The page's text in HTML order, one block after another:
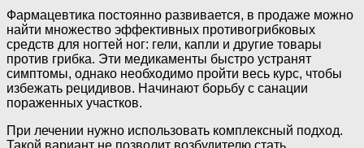
Фармацевтика постоянно развивается, в продаже можно
найти множество эффективных противогрибковых
средств для ногтей ног: гели, капли и другие товары
против грибка. Эти медикаменты быстро устранят
симптомы, однако необходимо пройти весь курс, чтобы
избежать рецидивов. Начинают борьбу с санации
пораженных участков.
При лечении нужно использовать комплексный подход.
Такой вариант не позволит возбудителю стать